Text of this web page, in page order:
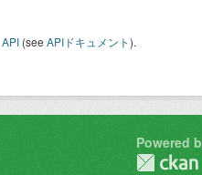
API (see APIドキュメント).
Powered